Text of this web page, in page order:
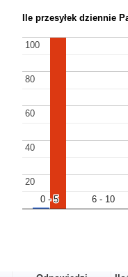
Ile przesyłek dziennie
0 - 5
0 - 5 6 - 10
6 - 10
20
20
40
40
60
60
80
80
100
100